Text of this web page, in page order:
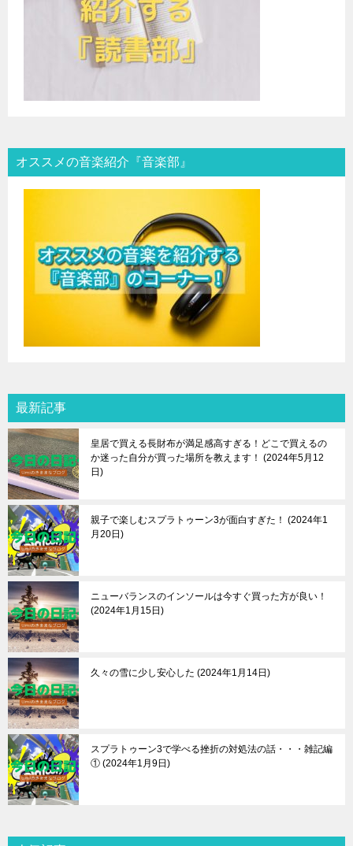
オススメの音楽紹介『音楽部』
最新記事
皇居で買える長財布が満足感高すぎる！どこで買えるの
か迷った自分が買った場所を教えます！
2024年5月12
日
親子で楽しむスプラトゥーン3が面白すぎた！
2024年1
月20日
ニューバランスのインソールは今すぐ買った方が良い！
2024年1月15日
久々の雪に少し安心した 2024年1月14日
スプラトゥーン3で学べる挫折の対処法の話・・・雑記編
① 2024年1月9日